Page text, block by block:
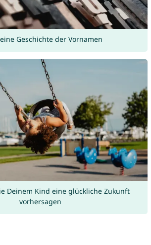
Geschichte der Vornamen
Deinem Kind eine glückliche Zukunft
vorhersagen